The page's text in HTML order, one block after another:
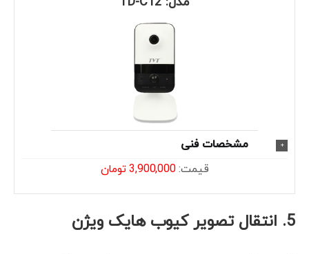
مشخصات فنی
قیمت:3,900,000 تومان
5. انتقال تصویر کیوب هایک ویژن